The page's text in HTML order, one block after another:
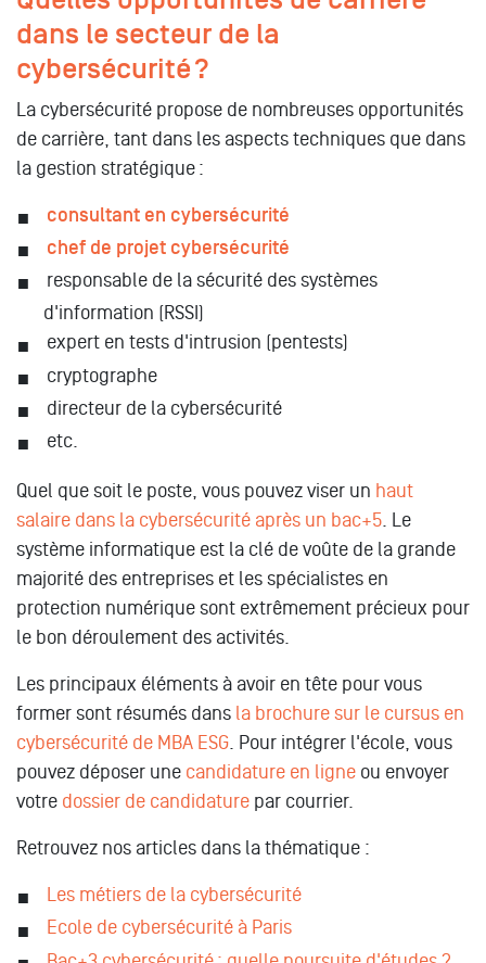
dans le secteur de la
cybersécurité ?
La cybersécurité propose de nombreuses opportunités
de carrière, tant dans les aspects techniques que dans
la gestion stratégique :
consultant en cybersécurité
chef de projet cybersécurité
responsable de la sécurité des systèmes
d'information (RSSI)
expert en tests d'intrusion (pentests)
cryptographe
directeur de la cybersécurité
etc.
Quel que soit le poste, vous pouvez viser un haut
salaire dans la cybersécurité après un bac+5. Le
système informatique est la clé de voûte de la grande
majorité des entreprises et les spécialistes en
protection numérique sont extrêmement précieux pour
le bon déroulement des activités.
Les principaux éléments à avoir en tête pour vous
former sont résumés dans la brochure sur le cursus en
cybersécurité de MBA ESG. Pour intégrer l'école, vous
pouvez déposer une candidature en ligne ou envoyer
votre dossier de candidature par courrier.
Retrouvez nos articles dans la thématique :
Les métiers de la cybersécurité
Ecole de cybersécurité à Paris